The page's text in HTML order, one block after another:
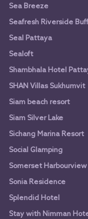
Sea Breeze
Seafresh Riverside
Seal Pattaya
Sealoft
Shambhala Hotel
SHAN Villas Sukhumvit
Siam beach resort
Siam Silver Lake
Sichang Marina Resort
Social Glamping
Somerset Harbourview
Sonia Residence
Splendid Hotel
Stay with Nimman